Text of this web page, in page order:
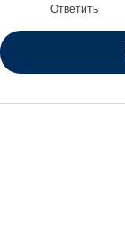
Ответить